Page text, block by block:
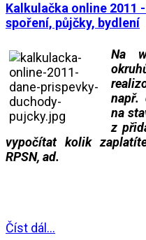
Kalkulačka online 2011
spoření, půjčky, bydlení
Na
např.
na
z
vypočítat kolik
RPSN, ad.
Číst dál...